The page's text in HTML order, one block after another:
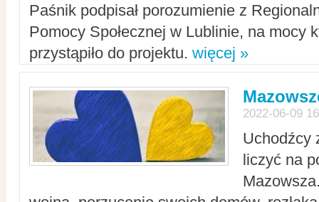
Paśnik podpisał porozumienie z
Pomocy Społecznej w Lublinie, na mocy
przystąpiło do projektu. więcej »
2022-06-09
Uchodźcy
liczyć na